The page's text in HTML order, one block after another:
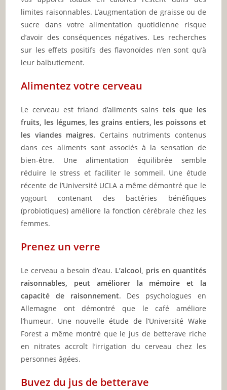
limites raisonnables. L’augmentation de graisse ou de
sucre dans votre alimentation quotidienne risque
d’avoir des conséquences négatives. Les recherches
sur les effets positifs des flavonoïdes n’en sont qu’à
leur balbutiement.
Alimentez votre cerveau
Le cerveau est friand d’aliments sains tels que les
fruits, les légumes, les grains entiers, les poissons et
les viandes maigres. Certains nutriments contenus
dans ces aliments sont associés à la sensation de
bien-être. Une alimentation équilibrée semble
réduire le stress et faciliter le sommeil. Une étude
récente de l’Université UCLA a même démontré que le
yogourt contenant des bactéries bénéfiques
(probiotiques) améliore la fonction cérébrale chez les
femmes.
Prenez un verre
Le cerveau a besoin d’eau. L’alcool, pris en quantités
raisonnables, peut améliorer la mémoire et la
capacité de raisonnement. Des psychologues en
Allemagne ont démontré que le café améliore
l’humeur. Une nouvelle étude de l’Université Wake
Forest a même montré que le jus de betterave riche
en nitrates accroît l’irrigation du cerveau chez les
personnes âgées.
Buvez du jus de betterave